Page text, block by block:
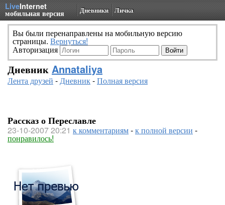
LiveInternet
мобильная версия Дневники Личка
Вы были перенаправлены на мобильную версию
страницы. Вернуться!
Авторизация
Дневник Annataliya
Лента друзей -Дневник-Полная версия
Рассказ о Переславле
23-10-2007 20:21 к комментариям-к полной версии -
понравилось!